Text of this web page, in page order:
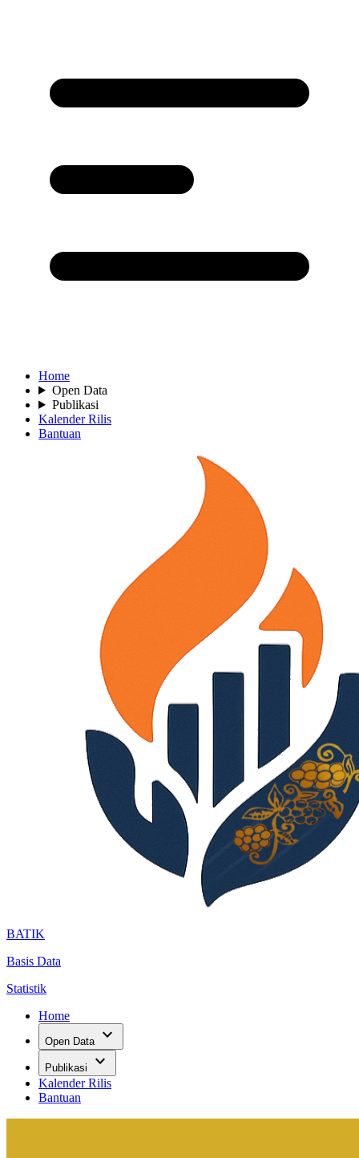
Home
Open Data
Publikasi
Kalender Rilis
Bantuan
BATIK
Basis Data
Statistik
Home
Open Data expand_more
Publikasi expand_more
Kalender Rilis
Bantuan